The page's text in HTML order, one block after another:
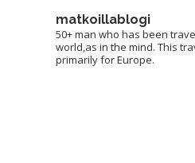
matkoillablogi
50+ man who has been
world,as in the mind. This
primarily for Europe.